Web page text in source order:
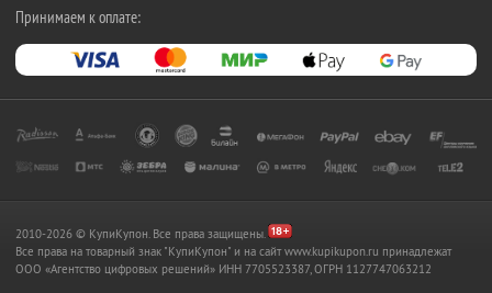
Принимаем к оплате:
2010-2026 © КупиКупон. Все права защищены.
Все права на товарный знак "КупиКупон" и на сайт www.kupikupon.ru принадлежат
OOO «Агентство цифровых решений» ИНН 7705523387, ОГРН 1127747063212